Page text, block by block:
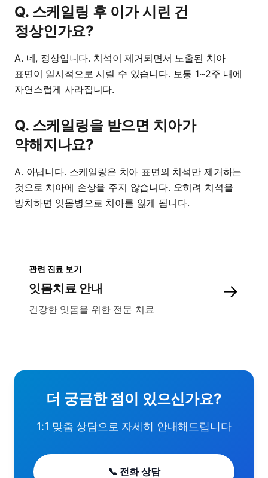
Q. 스케일링 후 이가 시린 건
정상인가요?
A. 네, 정상입니다. 치석이 제거되면서 노출된 치아
표면이 일시적으로 시릴 수 있습니다. 보통 1~2주 내에
자연스럽게 사라집니다.
Q. 스케일링을 받으면 치아가
약해지나요?
A. 아닙니다. 스케일링은 치아 표면의 치석만 제거하는
것으로 치아에 손상을 주지 않습니다. 오히려 치석을
방치하면 잇몸병으로 치아를 잃게 됩니다.
관련 진료 보기
잇몸치료 안내
건강한 잇몸을 위한 전문 치료
→
더 궁금한 점이 있으신가요?
1:1 맞춤 상담으로 자세히 안내해드립니다
📞 전화 상담